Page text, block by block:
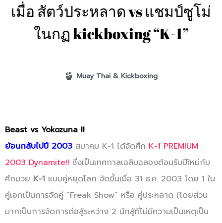
เมื่อ สัตว์ประหลาด vs แชมป์ซูโม่
ในกฏ kickboxing “K-1”
Muay Thai & Kickboxing
Beast vs Yokozuna !!
ย้อนกลับไปปี 2003 สมาคม K-1 ได้จัดศึก K-1 PREMIUM
2003 Dynamite!! ซึ่งเป็นเทศกาลเฉลิมฉลองต้อนรับปีใหม่กับ
ศึกมวย K-1 แบบคู่หยุดโลก จัดขึ้นเมื่อ 31 ธ.ค. 2003 โดย 1 ใน
คู่เอกเป็นการจัดคู่ “Freak Show” หรือ คู่ประหลาด (โดยส่วน
มากเป็นการจัดการต่อสู้ระหว่าง 2 นักสู้ที่ไม่มีความเป็นเหตุเป็น